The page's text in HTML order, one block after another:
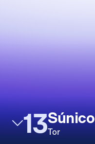
13Súnico
Tor